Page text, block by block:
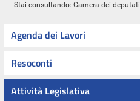
Stai consultando: Camera dei deputati
Agenda dei Lavori
Resoconti
Attività Legislativa